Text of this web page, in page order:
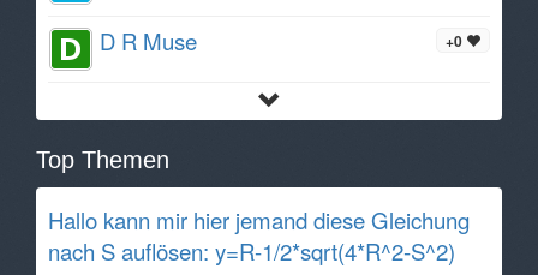
+0
D R Muse
Top Themen
Hallo kann mir hier jemand diese Gleichung
nach S auflösen: y=R-1/2*sqrt(4*R^2-S^2)